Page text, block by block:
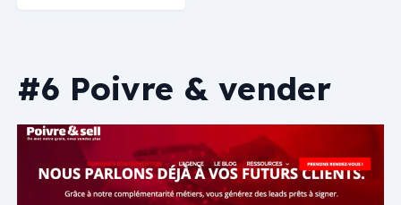
#6 Poivre & vender